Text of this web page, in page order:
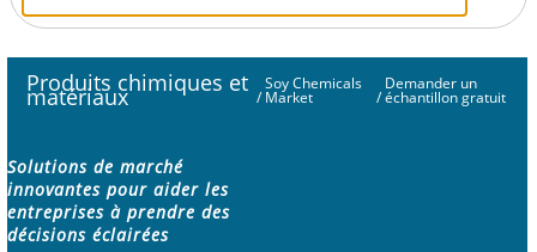
Produits chimiques et
matériaux /
Soy Chemicals
Market /
Demander un
échantillon gratuit
Solutions de marché
innovantes pour aider les
entreprises à prendre des
décisions éclairées